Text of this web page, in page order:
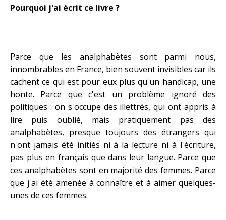
Pourquoi j'ai écrit ce livre ?
Parce que les analphabètes sont parmi nous,
innombrables en France, bien souvent invisibles car ils
cachent ce qui est pour eux plus qu'un handicap, une
honte. Parce que c'est un problème ignoré des
politiques : on s'occupe des illettrés, qui ont appris à
lire puis oublié, mais pratiquement pas des
analphabètes, presque toujours des étrangers qui
n'ont jamais été initiés ni à la lecture ni à l'écriture,
pas plus en français que dans leur langue. Parce que
ces analphabètes sont en majorité des femmes. Parce
que j'ai été amenée à connaître et à aimer quelques-
unes de ces femmes.